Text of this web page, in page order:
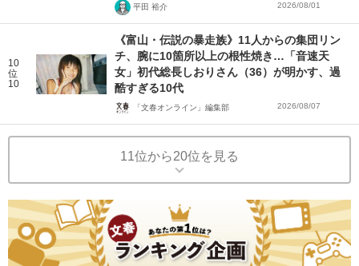
平田 裕介 2026/08/01
10
位
10
《富山・伝説の暴走族》11人からの集団リン
チ、腕に10箇所以上の根性焼き…「音速天
女」初代総長しおりさん（36）が明かす、過
酷すぎる10代
「文春オンライン」編集部 2026/08/07
11位から20位を見る